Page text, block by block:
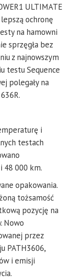
ULTIMATE
ochronę
na hamowni
sprzęgła bez
z najnowszym
testu Sequence
polegały na
i
testach
48 000 km.
opakowania.
tożsamość
pozycję na
Nowo
przez
PATH3606,
i emisji